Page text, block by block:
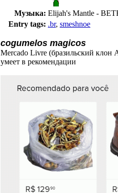
Музыка: Elijah's Mantle -
Entry tags: .br, smeshnoe
cogumelos magicos
Mercado Livre (бразильский клон
умеет в рекомендации